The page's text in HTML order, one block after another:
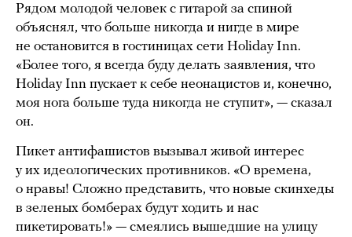
Рядом молодой человек с гитарой за спиной
объяснял, что больше никогда и нигде в мире
не остановится в гостиницах сети Holiday Inn.
«Более того, я всегда буду делать заявления, что
Holiday Inn пускает к себе неонацистов и, конечно,
моя нога больше туда никогда не ступит», — сказал
он.
Пикет антифашистов вызывал живой интерес
у их идеологических противников. «О времена,
о нравы! Сложно представить, что новые скинхеды
в зеленых бомберах будут ходить и нас
пикетировать!» — смеялись вышедшие на улицу